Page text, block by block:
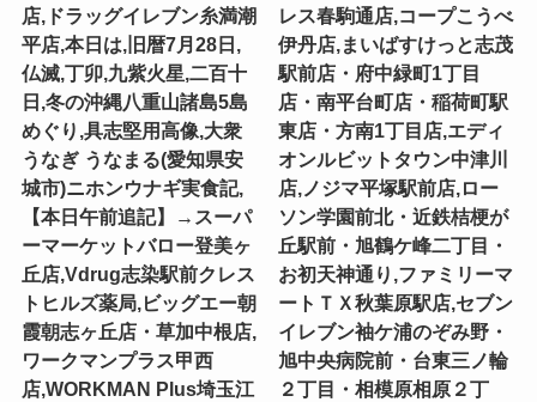
店,ドラッグイレブン糸満潮
平店,本日は,旧暦7月28日,
仏滅,丁卯,九紫火星,二百十
日,冬の沖縄八重山諸島5島
めぐり,具志堅用高像,大衆
うなぎ うなまる(愛知県安
城市)ニホンウナギ実食記,
【本日午前追記】→スーパ
ーマーケットバロー登美ヶ
丘店,Vdrug志染駅前クレス
トヒルズ薬局,ビッグエー朝
霞朝志ヶ丘店・草加中根店,
ワークマンプラス甲西
店,WORKMAN Plus埼玉江
レス春駒通店,コープこうべ
伊丹店,まいばすけっと志茂
駅前店・府中緑町1丁目
店・南平台町店・稲荷町駅
東店・方南1丁目店,エディ
オンルビットタウン中津川
店,ノジマ平塚駅前店,ロー
ソン学園前北・近鉄桔梗が
丘駅前・旭鶴ケ峰二丁目・
お初天神通り,ファミリーマ
ートＴＸ秋葉原駅店,セブン
イレブン袖ケ浦のぞみ野・
旭中央病院前・台東三ノ輪
２丁目・相模原相原２丁